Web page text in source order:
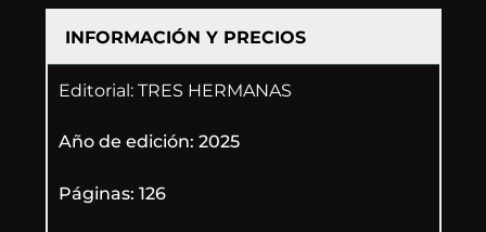
INFORMACIÓN Y PRECIOS
Editorial: TRES HERMANAS
Año de edición: 2025
Páginas: 126